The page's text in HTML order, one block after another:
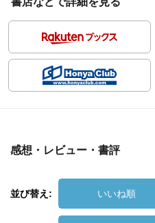
感想・レビュー・書評
並び替え: いいね順